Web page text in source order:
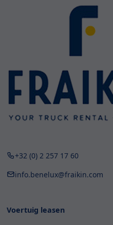
+32 (0) 2 257 17 60
info.benelux@fraikin.com
Voertuig leasen